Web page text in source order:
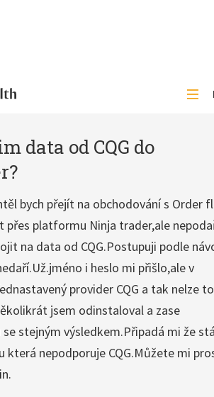
data od CQG do
bych přejít na obchodování s Order
přes platformu Ninja trader,ale
na data od CQG.Postupuji podle
i heslo mi přišlo,ale v
provider CQG a tak nelze
jsem odinstaloval a zase
stejným výsledkem.Připadá mi že
nepodporuje CQG.Můžete mi